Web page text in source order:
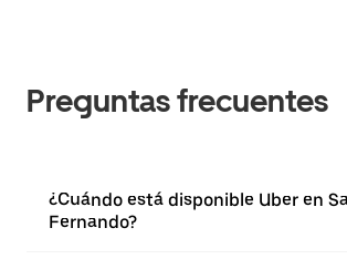
Preguntas frecuentes
¿Cuándo está disponible Uber en
Fernando?